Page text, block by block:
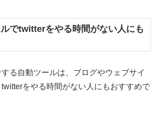
でtwitterをやる時間がない人にも
る自動ツールは、ブログやウェブサイ
twitterをやる時間がない人にもおすすめで